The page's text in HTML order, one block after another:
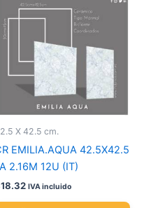
X 42.5 cm.
EMILIA.AQUA 42.5X42.5
2.16M 12U (IT)
18.32 IVA incluido